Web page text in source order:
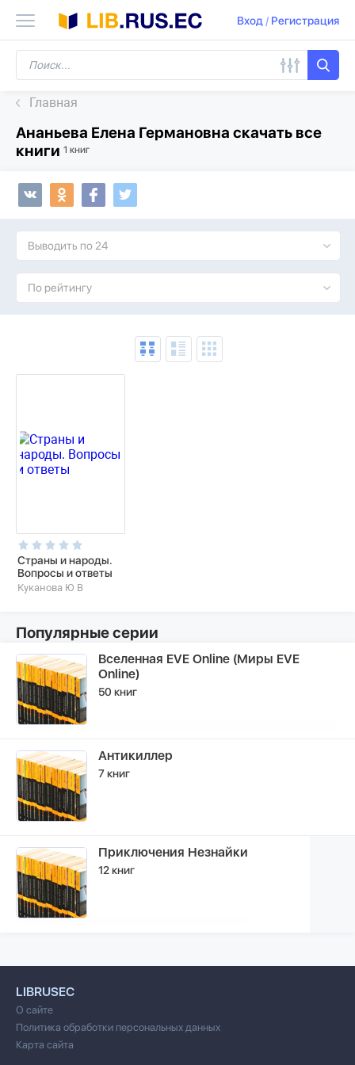
Вход/ Регистрация
Главная
Ананьева Елена Германовна скачать все
книги 1 книг
Выводить по 24
По рейтингу
Страны и народы.
Вопросы и ответы
Куканова Ю В
Популярные серии
Вселенная EVE Online (Миры EVE
Online)
50 книг
Антикиллер
7 книг
Приключения Незнайки
12 книг
LIBRUSEC
О сайте
Политика обработки персональных данных
Карта сайта